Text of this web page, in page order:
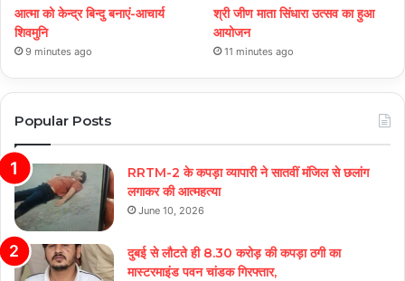
आत्मा को केन्द्र बिन्दु बनाएं-आचार्य
शिवमुनि
9 minutes ago
श्री जीण माता सिंधारा उत्सव का हुआ
आयोजन
11 minutes ago
Popular Posts
RRTM-2 के कपड़ा व्यापारी ने सातवीं मंजिल से छलांग
लगाकर की आत्महत्या
June 10, 2026
दुबई से लौटते ही 8.30 करोड़ की कपड़ा ठगी का
मास्टरमाइंड पवन चांडक गिरफ्तार,